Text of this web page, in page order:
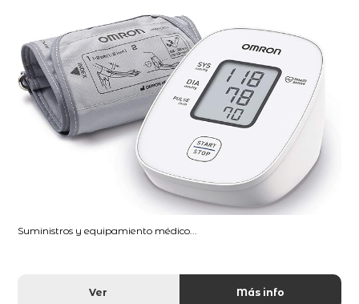
Suministros y equipamiento médico...
Ver Más info